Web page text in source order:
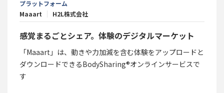
プラットフォーム
Maaart
H2L株式会社
感覚まるごとシェア。体験のデジタルマーケット
「Maaart」は、動きや力加減を含む体験をアップロードと
ダウンロードできるBodySharing®オンラインサービスで
す